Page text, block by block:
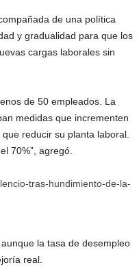
de una política
y gradualidad para que los
cargas laborales sin
de 50 empleados. La
medidas que incrementen
reducir su planta laboral.
70%”, agregó.
la tasa de desempleo
real.